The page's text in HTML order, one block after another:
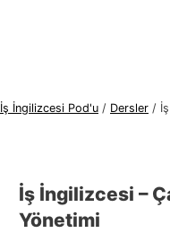
İş İngilizcesi Pod'u / Dersler /
İş İngilizcesi –
Yönetimi
K